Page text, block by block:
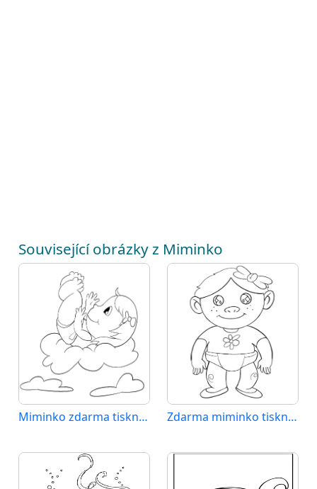
Související obrázky z Miminko
Miminko zdarma tisknutelné Zdarma miminko tisknutelné